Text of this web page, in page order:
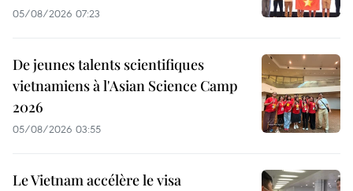
05/08/2026 07:23
De jeunes talents scientifiques
vietnamiens à l'Asian Science Camp
2026
05/08/2026 03:55
Le Vietnam accélère le visa